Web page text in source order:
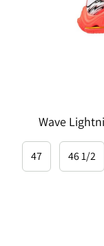
1/2 46
47